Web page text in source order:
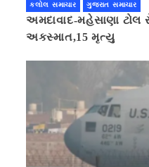
કલોલ સમાચાર ગુજરાત સમાચાર
અમદાવાદ-મહેસાણા ટોલ
અકસ્માત,15 મૃત્યુ